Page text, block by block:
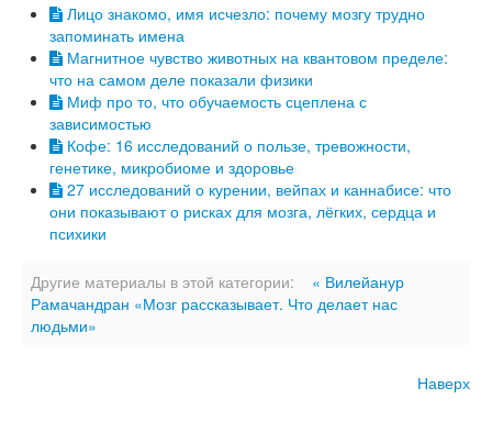
Лицо знакомо, имя исчезло: почему мозгу трудно
запоминать имена
Магнитное чувство животных на квантовом пределе:
что на самом деле показали физики
Миф про то, что обучаемость сцеплена с
зависимостью
Кофе: 16 исследований о пользе, тревожности,
генетике, микробиоме и здоровье
27 исследований о курении, вейпах и каннабисе: что
они показывают о рисках для мозга, лёгких, сердца и
психики
Другие материалы в этой категории:
« Вилейанур
Рамачандран «Мозг рассказывает. Что делает нас
людьми»
Наверх